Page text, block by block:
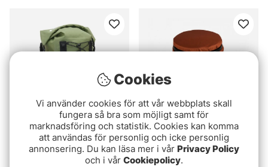
Vision Aqua Day Pack
35l - Olive
IFISH IceChair Panorama
749 kr
Cookies
Vi använder cookies för att vår webbplats skall
fungera så bra som möjligt samt för
marknadsföring och statistik. Cookies kan komma
att användas för personlig och icke personlig
annonsering. Du kan läsa mer i vår Privacy Policy
och i vår Cookiepolicy.